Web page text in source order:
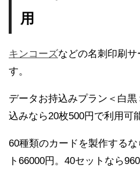
用
キンコーズなどの名刺印刷
す。
データお持込みプラン＜白黒
込みなら20枚500円で利用可
60種類のカードを製作する
ト66000円。40セットなら